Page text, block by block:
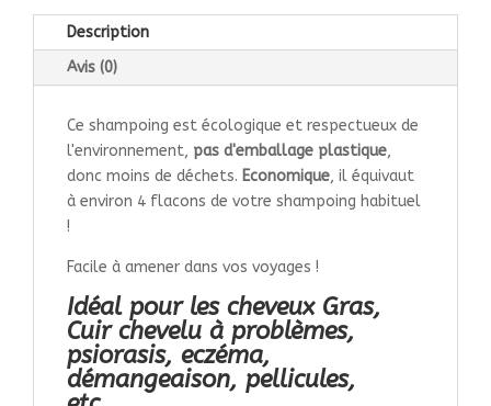
cheveluDescription
Avis (0)
Ce shampoing est écologique et respectueux de
l'environnement, pas d'emballage plastique,
donc moins de déchets. Economique, il équivaut
à environ 4 flacons de votre shampoing habituel
!
Facile à amener dans vos voyages !
Idéal pour les cheveux Gras,
Cuir chevelu à problèmes,
psiorasis, eczéma,
démangeaison, pellicules,